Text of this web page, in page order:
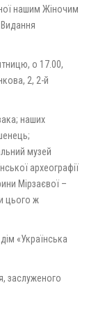
нашим Жіночим
Видання
о 17.00,
2, 2-й
наших
музей
археографії
Мірзаєвої –
цього ж
«Українська
заслуженого